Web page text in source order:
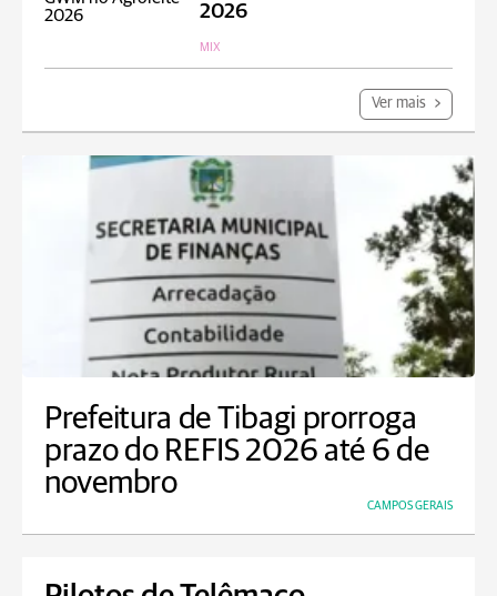
2026
MIX
Ver mais
Prefeitura de Tibagi prorroga
prazo do REFIS 2026 até 6 de
novembro
CAMPOS GERAIS